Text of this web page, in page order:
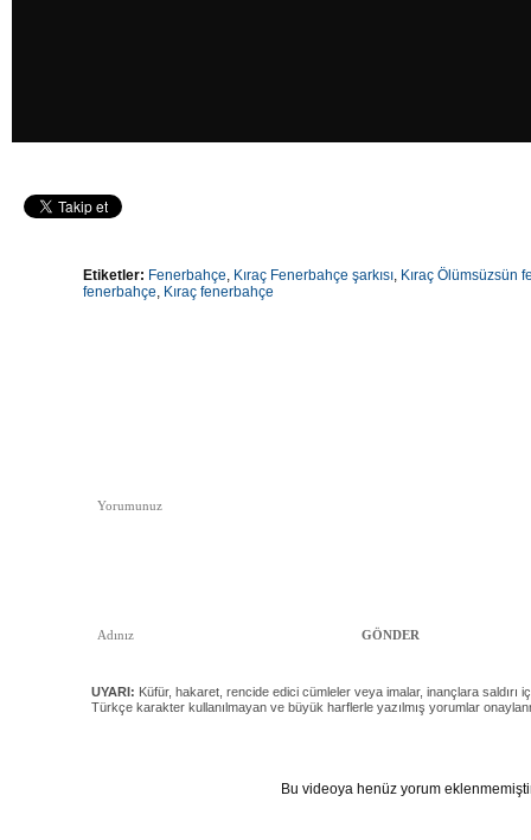
Etiketler: Fenerbahçe, Kıraç Fenerbahçe şarkısı, Kıraç Ölümsüzsün
fenerbahçe, Kıraç fenerbahçe
UYARI: Küfür, hakaret, rencide edici cümleler veya imalar, inançlara saldırı
Türkçe karakter kullanılmayan ve büyük harflerle yazılmış yorumlar
Bu videoya henüz yorum